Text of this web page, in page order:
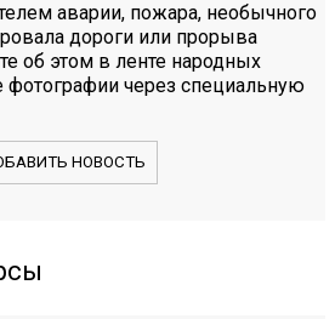
аварии, пожара, необычного
дороги или прорыва
об этом в ленте народных
фотографии через специальную
НОВОСТЬ